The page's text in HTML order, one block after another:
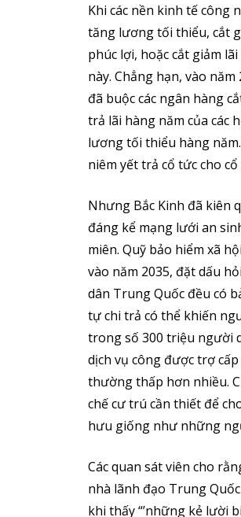
Khi các nền kinh tế công
tăng lương tối thiểu, cắt
phúc lợi, hoặc cắt giảm
này. Chẳng hạn, vào
đã buộc các ngân hàng
trả lãi hàng năm của các
lương tối thiểu hàng
niêm yết trả cổ tức cho
Nhưng Bắc Kinh đã kiên
đáng kể mạng lưới an
miên. Quỹ bảo hiểm xã
vào năm 2035, đặt dấu
dân Trung Quốc đều có
tự chi trả có thể khiến
trong số 300 triệu người
dịch vụ công được trợ
thường thấp hơn nhiều.
chế cư trú cần thiết để
hưu giống như những
Các quan sát viên cho
nhà lãnh đạo Trung
khi thấy “’những kẻ lười